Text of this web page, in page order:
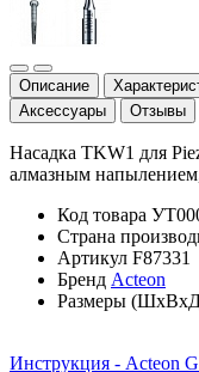
Описание
Аксессуары
Отзывы
Насадка TKW1 для
алмазным
Код товара
Страна
Артикул F87331
Бренд Acteon
Размеры
Инструкция - Acteon